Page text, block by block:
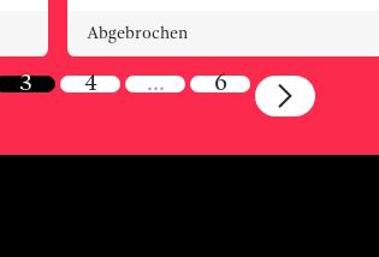
Abgebrochen
3 4 … 6